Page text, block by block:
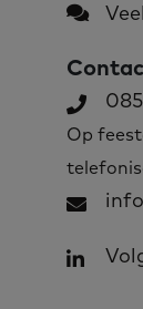
Op